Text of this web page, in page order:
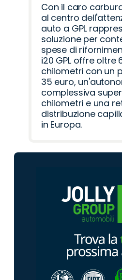
Con il caro
al centro
auto a GPL
soluzione per
spese di
i20 GPL offre oltre
chilometri con un
35 euro,
complessiva
chilometri e una
distribuzione
in Europa.